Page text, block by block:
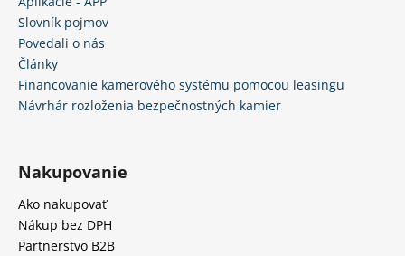
Slovník pojmov
Povedali o nás
Články
Financovanie kamerového systému pomocou leasingu
Návrhár rozloženia bezpečnostných kamier
Nakupovanie
Ako nakupovať
Nákup bez DPH
Partnerstvo B2B